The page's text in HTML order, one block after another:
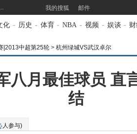
我的搜狐 邮件
化 - 历史 - 体育 - NBA - 视频 - 娱谈 -
|2013中超第25轮 > 杭州绿城VS武汉卓尔
八月最佳球员 直
结
人参与)